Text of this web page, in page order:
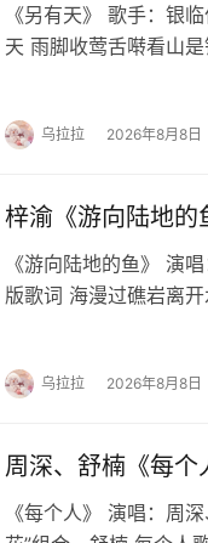
《另有天》 歌手：银
天 雨脚收莺舌啭看山
乌拉拉 2026年8月8日
梓渝《游向陆地的
《游向陆地的鱼》 演
版歌词 海漫过礁岩离
乌拉拉 2026年8月8日
周深、舒楠《每个
《每个人》 演唱：周